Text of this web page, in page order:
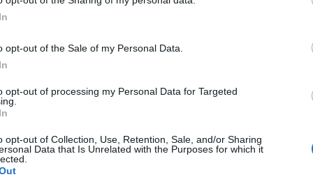
opt-out of the Sale of my Personal Data.
opt-out of processing my Personal Data for Targeted
opt-out of Collection, Use, Retention, Sale, and/or Sharing
Data that Is Unrelated with the Purposes for which it
RÓWNIEŻ:
przecenił hit do kuchni. Air fryer tańszy aż o 150 zł, a to
dla milionów polskich rodzin. ZUS wypłacił już 173 mln
wciąż można składać